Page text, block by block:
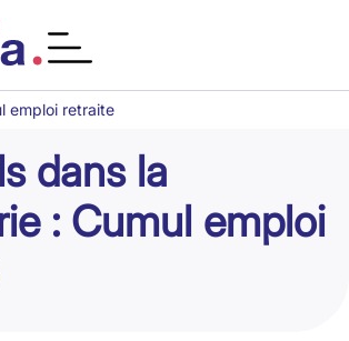
emploi retraite
dans la
: Cumul emploi